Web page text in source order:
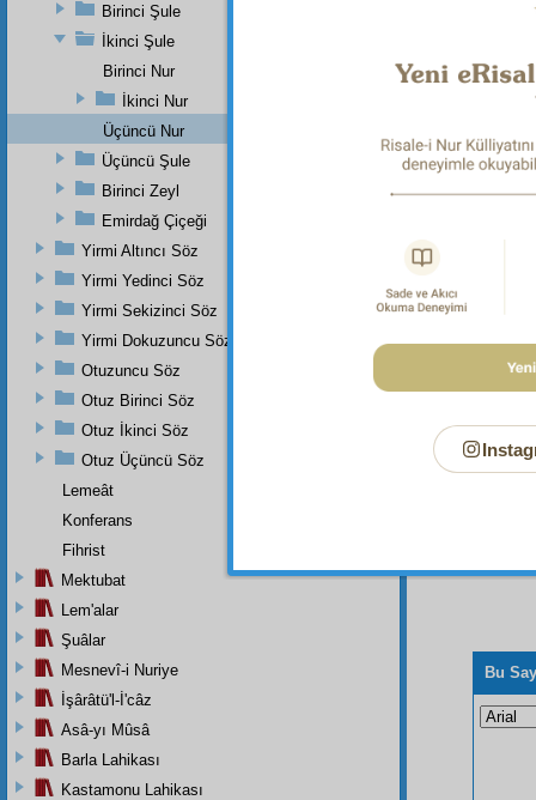
Dipnot-1
Bu
Birinci Şule
İkinci Şule
Birinci Nur
İkinci Nur
Üçüncü Nur
Üçüncü Şule
Birinci Zeyl
Emirdağ Çiçeği
Yirmi Altıncı Söz
Yirmi Yedinci Söz
Yirmi Sekizinci Söz
Yirmi Dokuzuncu Söz
Otuzuncu Söz
Otuz Birinci Söz
Otuz İkinci Söz
Otuz Üçüncü Söz
Lemeât
Konferans
Fihrist
Mektubat
Lem'alar
Şuâlar
Mesnevî-i Nuriye
İşârâtü'l-İ'câz
Asâ-yı Mûsâ
Barla Lahikası
Kastamonu Lahikası